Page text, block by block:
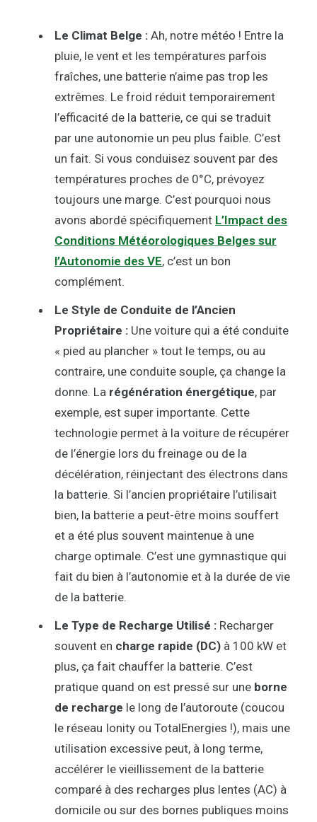
Le Climat Belge : Ah, notre météo ! Entre la
pluie, le vent et les températures parfois
fraîches, une batterie n’aime pas trop les
extrêmes. Le froid réduit temporairement
l’efficacité de la batterie, ce qui se traduit
par une autonomie un peu plus faible. C’est
un fait. Si vous conduisez souvent par des
températures proches de 0°C, prévoyez
toujours une marge. C’est pourquoi nous
avons abordé spécifiquement L’Impact des
Conditions Météorologiques Belges sur
l’Autonomie des VE, c’est un bon
complément.
Le Style de Conduite de l’Ancien
Propriétaire : Une voiture qui a été conduite
« pied au plancher » tout le temps, ou au
contraire, une conduite souple, ça change la
donne. La régénération énergétique, par
exemple, est super importante. Cette
technologie permet à la voiture de récupérer
de l’énergie lors du freinage ou de la
décélération, réinjectant des électrons dans
la batterie. Si l’ancien propriétaire l’utilisait
bien, la batterie a peut-être moins souffert
et a été plus souvent maintenue à une
charge optimale. C’est une gymnastique qui
fait du bien à l’autonomie et à la durée de vie
de la batterie.
Le Type de Recharge Utilisé : Recharger
souvent en charge rapide (DC) à 100 kW et
plus, ça fait chauffer la batterie. C’est
pratique quand on est pressé sur une borne
de recharge le long de l’autoroute (coucou
le réseau Ionity ou TotalEnergies !), mais une
utilisation excessive peut, à long terme,
accélérer le vieillissement de la batterie
comparé à des recharges plus lentes (AC) à
domicile ou sur des bornes publiques moins